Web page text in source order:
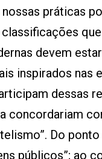
práticas
devem
inspirados nas
dessas
concordariam
Do ponto
públicos”; ao